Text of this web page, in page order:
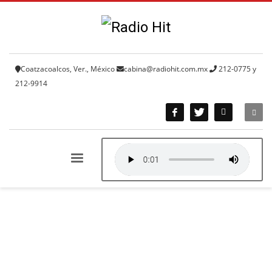
Coatzacoalcos, Ver., México cabina@radiohit.com.mx
212-0775 y
212-9914